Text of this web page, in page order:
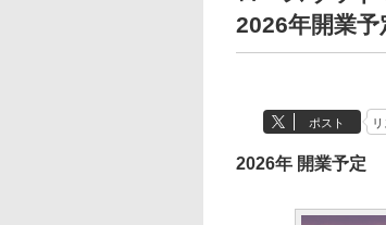
2026年開業
ポスト
2026年 開業予定